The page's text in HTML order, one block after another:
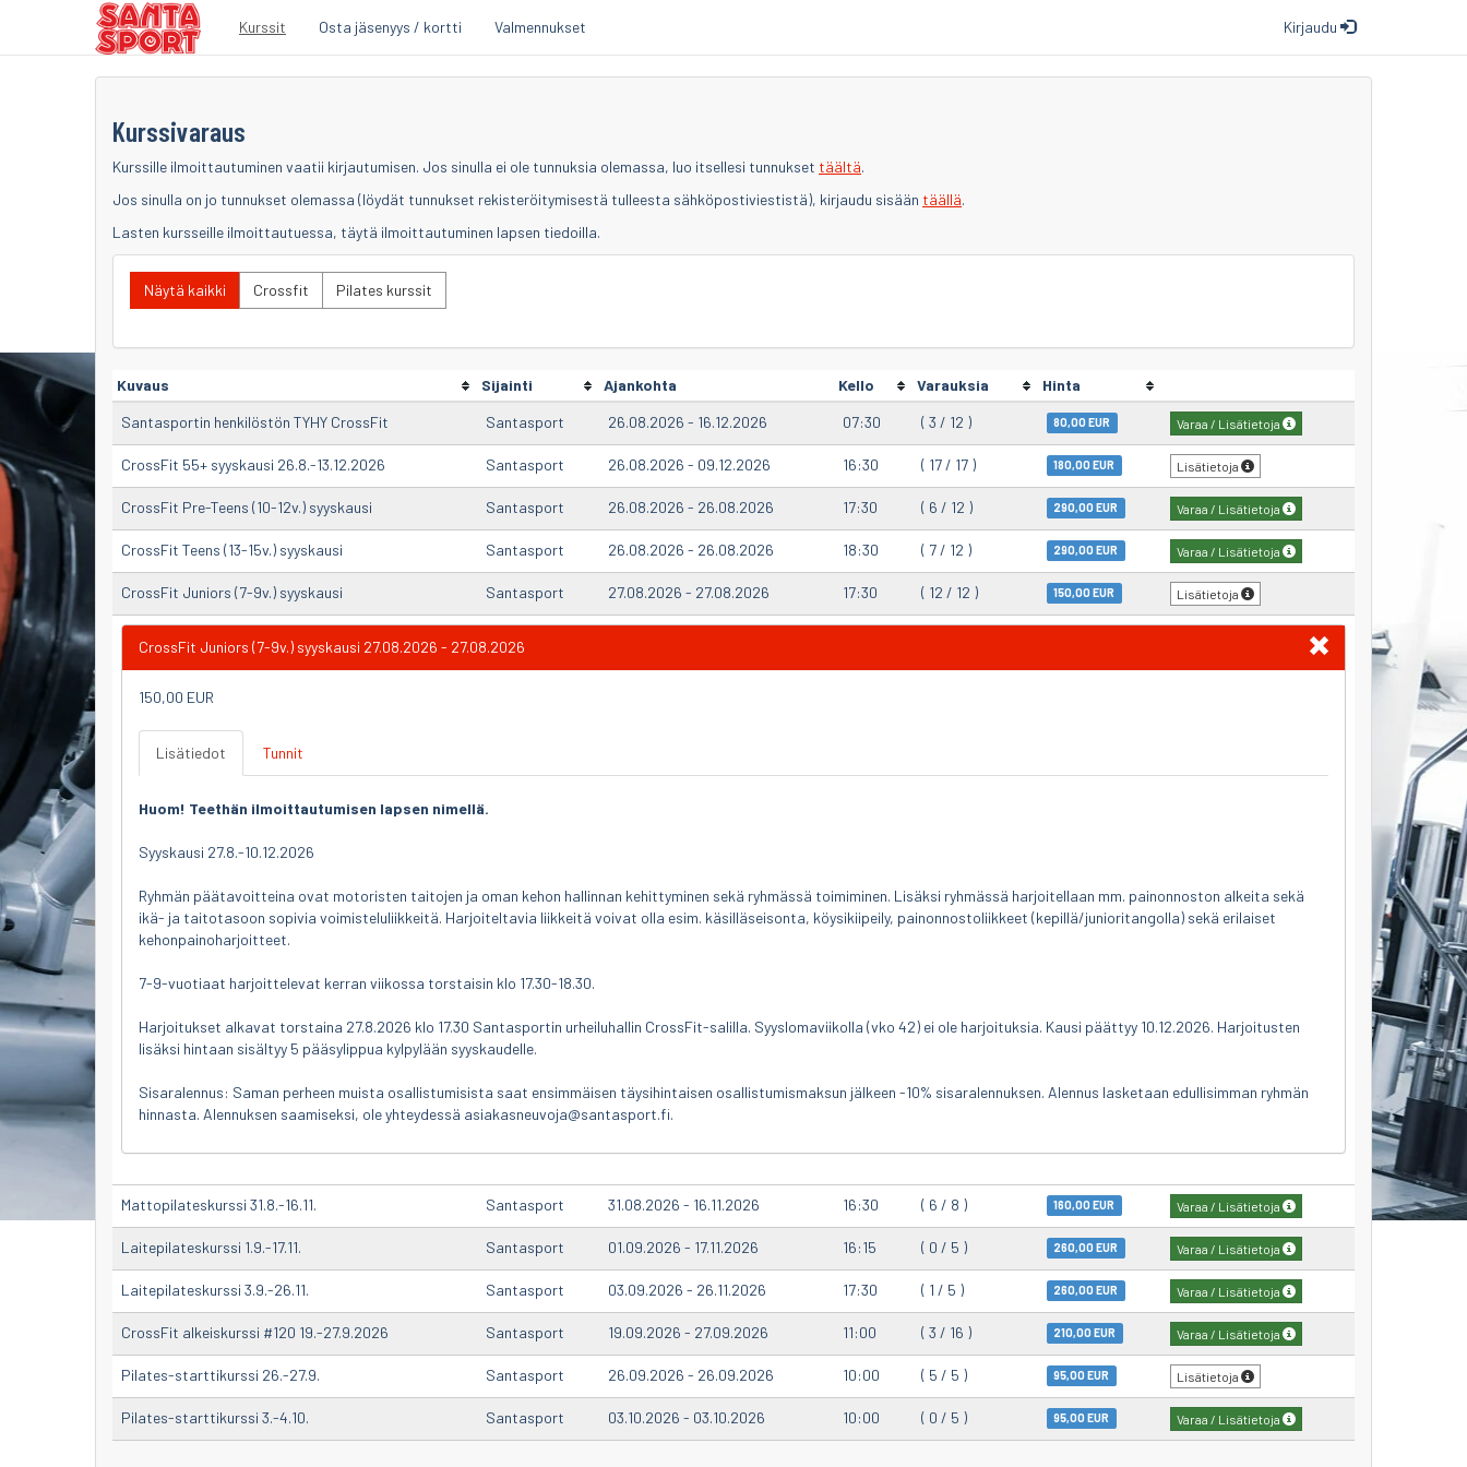
Kurssit Osta jäsenyys / kortti Valmennukset Kirjaudu
Kurssivaraus
Kurssille ilmoittautuminen vaatii kirjautumisen. Jos sinulla ei ole tunnuksia olemassa, luo itsellesi tunnukset täältä.
Jos sinulla on jo tunnukset olemassa (löydät tunnukset rekisteröitymisestä tulleesta sähköpostiviestistä), kirjaudu sisään täällä.
Lasten kursseille ilmoittautuessa, täytä ilmoittautuminen lapsen tiedoilla.
Näytä kaikki Crossfit Pilates kurssit
Kuvaus Sijainti Ajankohta Kello Varauksia
Hinta
Santasportin henkilöstön TYHY CrossFit
Santasport 26.08.2026 - 16.12.2026 07:30 ( 3 / 12 ) 80,00 EUR Varaa / Lisätietoja
CrossFit 55+ syyskausi 26.8.-13.12.2026 Santasport 26.08.2026 - 09.12.2026 16:30 ( 17 / 17 ) 180,00 EUR Lisätietoja
CrossFit Pre-Teens (10-12v.) syyskausi Santasport 26.08.2026 - 26.08.2026 17:30 ( 6 / 12 ) 290,00 EUR Varaa / Lisätietoja
CrossFit Teens (13-15v.) syyskausi Santasport 26.08.2026 - 26.08.2026 18:30 ( 7 / 12 ) 290,00 EUR Varaa / Lisätietoja
CrossFit Juniors (7-9v.) syyskausi Santasport 27.08.2026 - 27.08.2026 17:30 ( 12 / 12 ) 150,00 EUR Lisätietoja
CrossFit Juniors (7-9v.) syyskausi 27.08.2026 - 27.08.2026
150,00 EUR
Lisätiedot Tunnit
Huom! Teethän ilmoittautumisen lapsen nimellä.
Syyskausi 27.8.-10.12.2026
Ryhmän päätavoitteina ovat motoristen taitojen ja oman kehon hallinnan kehittyminen sekä ryhmässä toimiminen. Lisäksi ryhmässä harjoitellaan mm. painonnoston alkeita sekä
ikä- ja taitotasoon sopivia voimisteluliikkeitä. Harjoiteltavia liikkeitä voivat olla esim. käsilläseisonta, köysikiipeily, painonnostoliikkeet (kepillä/junioritangolla) sekä erilaiset
kehonpainoharjoitteet.
7-9-vuotiaat harjoittelevat kerran viikossa torstaisin klo 17.30-18.30.
Harjoitukset alkavat torstaina 27.8.2026 klo 17.30 Santasportin urheiluhallin CrossFit-salilla. Syyslomaviikolla (vko 42) ei ole harjoituksia. Kausi päättyy 10.12.2026. Harjoitusten
lisäksi hintaan sisältyy 5 pääsylippua kylpylään syyskaudelle.
Sisaralennus: Saman perheen muista osallistumisista saat ensimmäisen täysihintaisen osallistumismaksun jälkeen -10% sisaralennuksen. Alennus lasketaan edullisimman ryhmän
hinnasta. Alennuksen saamiseksi, ole yhteydessä asiakasneuvoja@santasport.fi.
Mattopilateskurssi 31.8.-16.11. Santasport 31.08.2026 - 16.11.2026 16:30 ( 6 / 8 ) 160,00 EUR Varaa / Lisätietoja
Laitepilateskurssi 1.9.-17.11. Santasport 01.09.2026 - 17.11.2026 16:15 ( 0 / 5 ) 260,00 EUR Varaa / Lisätietoja
Laitepilateskurssi 3.9.-26.11. Santasport 03.09.2026 - 26.11.2026 17:30 ( 1 / 5 ) 260,00 EUR Varaa / Lisätietoja
CrossFit alkeiskurssi #120 19.-27.9.2026 Santasport 19.09.2026 - 27.09.2026 11:00 ( 3 / 16 ) 210,00 EUR Varaa / Lisätietoja
Pilates-starttikurssi 26.-27.9. Santasport 26.09.2026 - 26.09.2026 10:00 ( 5 / 5 ) 95,00 EUR Lisätietoja
Pilates-starttikurssi 3.-4.10. Santasport 03.10.2026 - 03.10.2026 10:00 ( 0 / 5 ) 95,00 EUR Varaa / Lisätietoja